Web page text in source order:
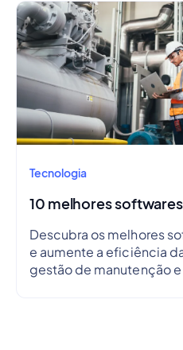
de um edifício, incluindo
sistema AVAC, […]
Tecnologia
10 melhores
Descubra os melhores
e aumente a eficiência
gestão de manutenção